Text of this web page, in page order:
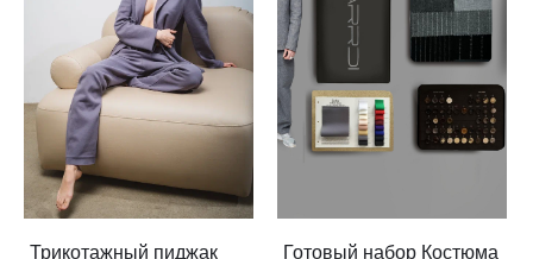
Трикотажный пиджак
Готовый набор Костюма